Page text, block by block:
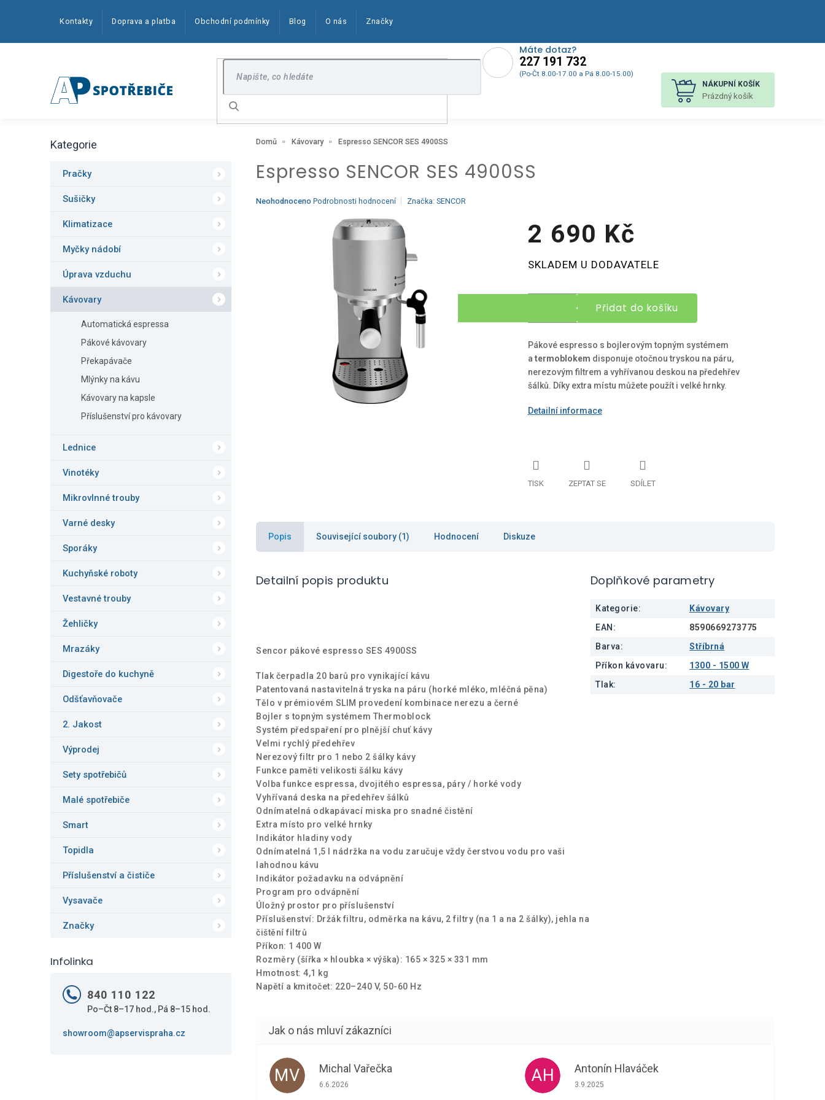
Máte dotaz?
227 191 732
(Po-Čt 8.00-17.00 a Pá 8.00-15.00)
Kontakty Doprava a platba Obchodní podmínky Blog O nás Značky
Hledat
NÁKUPNÍ KOŠÍK
Prázdný košík
o
Přeskočit
Kategorie
Pračky
Sušičky
Klimatizace
Myčky nádobí
Úprava vzduchu
Kávovary
Automatická espressa
Pákové kávovary
Překapávače
Mlýnky na kávu
Kávovary na kapsle
Příslušenství pro kávovary
Lednice
Vinotéky
Mikrovlnné trouby
Varné desky
Sporáky
Kuchyňské roboty
Vestavné trouby
Žehličky
Mrazáky
Digestoře do kuchyně
Odšťavňovače
2. Jakost
Výprodej
Sety spotřebičů
Malé spotřebiče
Smart
Topidla
Příslušenství a čističe
Vysavače
Značky
Infolinka
840 110 122
Po–Čt 8–17 hod., Pá 8–15 hod.
showroom@apservispraha.cz
Domů Kávovary Espresso SENCOR SES 4900SS
Espresso SENCOR SES 4900SS
Průměrné
Neohodnoceno Podrobnosti hodnocení Značka: SENCOR
2 690 Kč
cena:
SKLADEM U DODAVATELE
Přidat do košíku
Pákové espresso s bojlerovým topným systémem
a termoblokem disponuje otočnou tryskou na páru,
nerezovým filtrem a vyhřívanou deskou na předehřev
šálků. Díky extra místu můžete použít i velké hrnky.
Detailní informace
TISK ZEPTAT SE SDÍLET
Popis Související soubory (1) Hodnocení Diskuze
Detailní popis produktu
Sencor pákové espresso SES 4900SS
Tlak čerpadla 20 barů pro vynikající kávu
Patentovaná nastavitelná tryska na páru (horké mléko, mléčná pěna)
Tělo v prémiovém SLIM provedení kombinace nerezu a černé
Bojler s topným systémem Thermoblock
Systém předspaření pro plnější chuť kávy
Velmi rychlý předehřev
Nerezový filtr pro 1 nebo 2 šálky kávy
Funkce paměti velikosti šálku kávy
Volba funkce espressa, dvojitého espressa, páry / horké vody
Vyhřívaná deska na předehřev šálků
Odnímatelná odkapávací miska pro snadné čistění
Extra místo pro velké hrnky
Indikátor hladiny vody
Odnímatelná 1,5 l nádržka na vodu zaručuje vždy čerstvou vodu pro vaši
lahodnou kávu
Indikátor požadavku na odvápnění
Program pro odvápnění
Úložný prostor pro příslušenství
Příslušenství: Držák filtru, odměrka na kávu, 2 filtry (na 1 a na 2 šálky), jehla na
čištění filtrů
Příkon: 1 400 W
Rozměry (šířka × hloubka × výška): 165 × 325 × 331 mm
Hmotnost: 4,1 kg
Napětí a kmitočet: 220–240 V, 50-60 Hz
Doplňkové parametry
Kategorie:
Kávovary
EAN :
8590669273775
Barva:
Stříbrná
Příkon kávovaru:
1300 - 1500 W
Tlak: 16 - 20 bar
MV Michal Vařečka
Hodnocení obchodu je 5 z 5 hvězdiček.
6.6.2026 AH Antonín Hlaváček
Hodnocení obchodu je 5 z 5 hvězdiček.
3.9.2025